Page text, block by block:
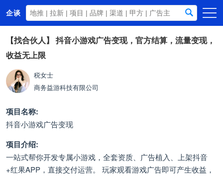
企谈
首页
商务资源
资讯动态
关于我们
【找合伙人】 抖音小游戏广告变现，官方结算，流量变现，
收益无上限
税女士
商务益游科技有限公司
项目名称:
抖音小游戏广告变现
项目介绍:
一站式帮你开发专属小游戏，全套资质、广告植入、上架抖音
+红果APP，直接交付运营。 玩家观看游戏广告即可产生收益，